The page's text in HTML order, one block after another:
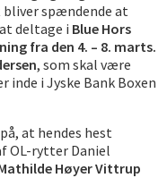
bliver spændende at
deltage i Blue Hors
fra den 4. – 8. marts.
, som skal være
inde i Jyske Bank Boxen
at hendes hest
OL-rytter Daniel
Høyer Vittrup